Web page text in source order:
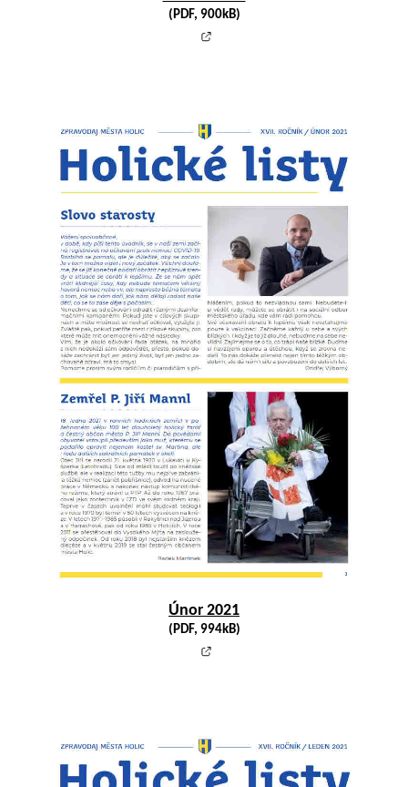
(PDF, 900kB)
Únor 2021
(PDF, 994kB)